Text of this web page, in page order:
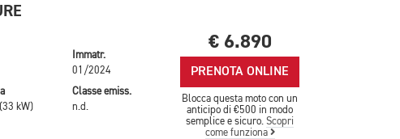
Immatr.
01/2024
kW)
Classe emiss.
n.d.
€ 6.890
PRENOTA ONLINE
Blocca questa moto con un
anticipo di €500 in modo
semplice e sicuro.Scopri
come funziona